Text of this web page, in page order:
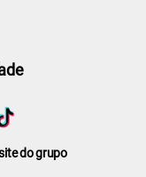
do grupo